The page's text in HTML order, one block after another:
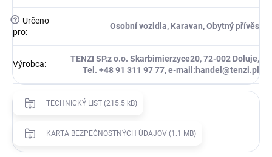
?
Určeno
pro:
Osobní vozidla, Karavan, Obytný přívěs
Výrobca:
TENZI SP.z o.o. Skarbimierzyce20, 72-002 Doluje,
Tel. +48 91 311 97 77, e-mail:handel@tenzi.pl
TECHNICKÝ LIST (215.5 kB)
KARTA BEZPEČNOSTNÝCH ÚDAJOV (1.1 MB)